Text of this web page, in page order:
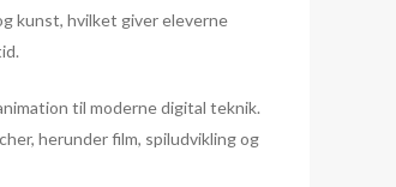
kunst, hvilket giver eleverne
til moderne digital teknik.
herunder film, spiludvikling og